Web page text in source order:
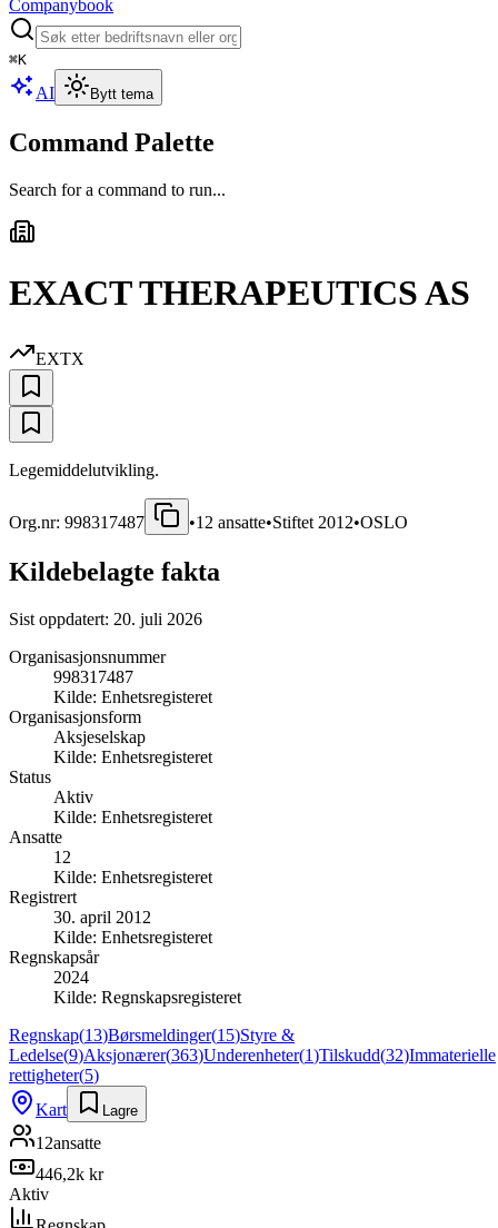
Companybook
⌘K
AI Bytt tema
Command Palette
Search for a command to run...
EXACT THERAPEUTICS AS
EXTX
Legemiddelutvikling.
Org.nr: 998317487 •12 ansatte•Stiftet 2012•OSLO
Kildebelagte fakta
Sist oppdatert: 20. juli 2026
Organisasjonsnummer
998317487
Kilde: Enhetsregisteret
Organisasjonsform
Aksjeselskap
Kilde: Enhetsregisteret
Status
Aktiv
Kilde: Enhetsregisteret
Ansatte
12
Kilde: Enhetsregisteret
Registrert
30. april 2012
Kilde: Enhetsregisteret
Regnskapsår
2024
Kilde: Regnskapsregisteret
Regnskap(13)Børsmeldinger(15)Styre &
Ledelse(9)Aksjonærer(363)Underenheter(1)Tilskudd(32)Immaterielle
rettigheter(5)
Kart
Lagre
12ansatte
446,2k kr
Aktiv